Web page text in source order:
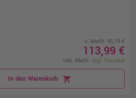
o. MwSt. 95,79 €
113,99 €
inkl. MwSt. zzgl. Versand
In den Warenkorb shopping_cart